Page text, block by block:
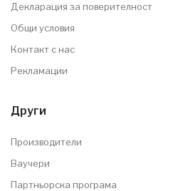
Декларация за поверителност
Общи условия
Контакт с нас
Рекламации
Други
Производители
Ваучери
Партньорска програма